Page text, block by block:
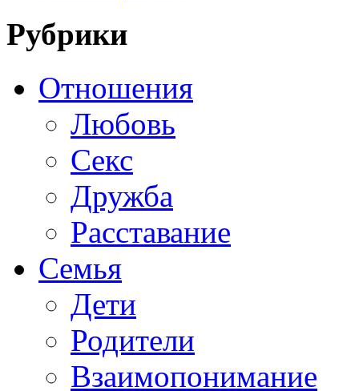
Рубрики
Отношения
Любовь
Секс
Дружба
Расставание
Семья
Дети
Родители
Взаимопонимание